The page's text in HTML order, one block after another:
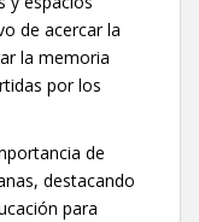
de acercar la
la memoria
por los
de
destacando
para